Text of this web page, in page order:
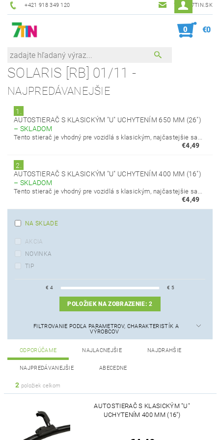
+421 918 349 120 7TIN@7TIN.SK
0 €0
SOLARIS [RB] 01/11 -
NAJPREDÁVANEJŠIE
1.
AUTOSTIERAČ S KLASICKÝM "U" UCHYTENÍM 650 MM (26")
– SKLADOM
Tento stierač je vhodný pre vozidlá s klasickým, najčastejšie sa...
€4,49
2.
AUTOSTIERAČ S KLASICKÝM "U" UCHYTENÍM 400 MM (16")
– SKLADOM
Tento stierač je vhodný pre vozidlá s klasickým, najčastejšie sa...
€4,49
NA SKLADE
AKCIA
NOVINKA
TIP
€ 4 € 5
POLOŽIEK NA ZOBRAZENIE:2
FILTROVANIE PODĽA PARAMETROV, CHARAKTERISTÍK A
VÝROBCOV
ODPORÚČAME NAJLACNEJŠIE NAJDRAHŠIE
NAJPREDÁVANEJŠIE ABECEDNE
2 položiek celkom
AUTOSTIERAČ S KLASICKÝM "U"
UCHYTENÍM 400 MM (16")